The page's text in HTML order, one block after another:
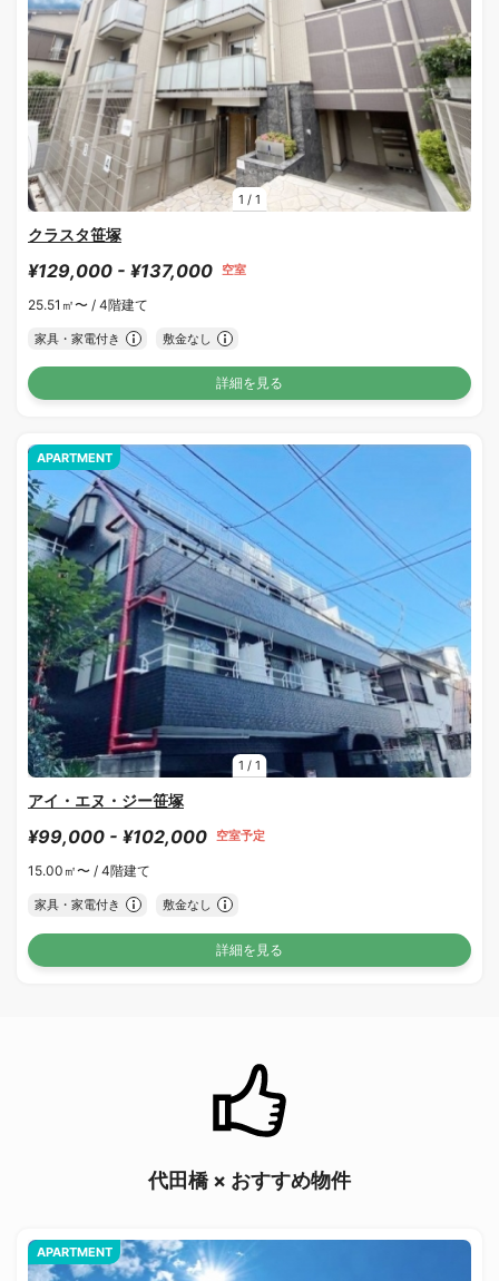
1 / 1
クラスタ笹塚
¥129,000 - ¥137,000 空室
25.51㎡〜 / 4階建て
家具・家電付き 敷金なし
詳細を見る
1 / 1
APARTMENT
アイ・エヌ・ジー笹塚
¥99,000 - ¥102,000 空室予定
15.00㎡〜 / 4階建て
家具・家電付き 敷金なし
詳細を見る
代田橋 × おすすめ物件
APARTMENT